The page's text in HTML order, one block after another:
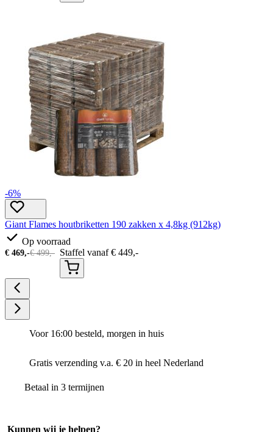
-6%
Giant Flames houtbriketten 190 zakken x 4,8kg (912kg)
Op voorraad
€ 469,-€499,- Staffel vanaf€ 449,-
Voor 16:00 besteld, morgen in huis
Gratis verzending v.a. € 20 in heel Nederland
Betaal in 3 termijnen
Kunnen wij je helpen?